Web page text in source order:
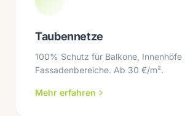
Taubennetze
100% Schutz für Balkone,
Fassadenbereiche. Ab 30 €/m².
Mehr erfahren